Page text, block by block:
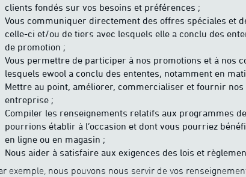
clients fondés sur vos besoins et préférences ;
Vous communiquer directement des offres spéciales et
celle-ci et/ou de tiers avec lesquels elle a conclu des
de promotion ;
Vous permettre de participer à nos promotions et à nos
lesquels ewool a conclu des ententes, notamment en
Mettre au point, améliorer, commercialiser et fournir
entreprise ;
Compiler les renseignements relatifs aux programmes
pourrions établir à l’occasion et dont vous pourriez
en ligne ou en magasin ;
Nous aider à satisfaire aux exigences des lois et
exemple, nous pouvons nous servir de vos